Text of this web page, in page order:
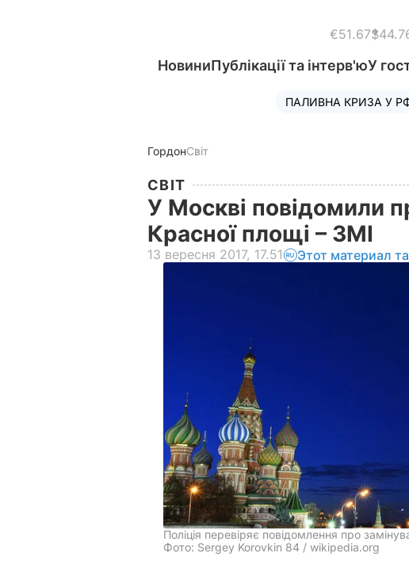
€51.67
НовиниПублікації та інтерв'юУ
ПАЛИВНА КРИЗА У
ГордонСвіт
СВІТ
У Москві повідомили
Красної площі – ЗМІ
13 вересня 2017, 17.51 Этот материал
Поліція перевіряє повідомлення про
Фото: Sergey Korovkin 84 / wikipedia.org